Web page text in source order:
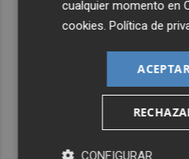
cualquier momento en
cookies.Política de
CONFIGURAR